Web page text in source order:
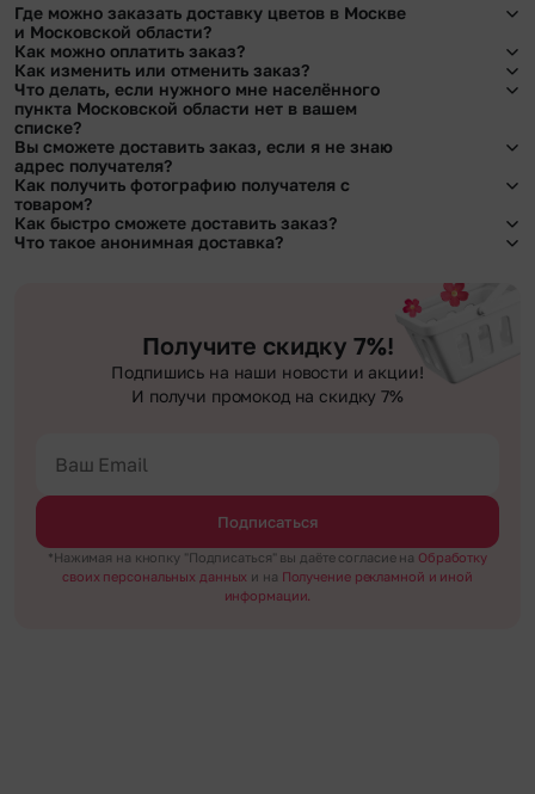
Где можно заказать доставку цветов в Москве
и Московской области?
Оформить доставку цветов можно в нашем приложении, на сайте flor2u.ru, по
телефону горячей линии или в чате.
Как можно оплатить заказ?
Мы предусмотрели все возможные варианты оплаты:
Наличными.
Банковскими картами Visa, MasterCard, МИР, сбп
Картами рассрочки Халва, Совесть и Свобода.
Через Yandex Pay, UnionPay,
Через Робокасса.
Как изменить или отменить заказ?
Чтобы внести изменения, выбрать другой букет или добавить подарок
свяжитесь с нашими менеджерами по телефонам горячей линии или в чате,
они помогут решить любой вопрос.
Что делать, если нужного мне населённого
пункта Московской области нет в вашем
списке?
Свяжитесь с нашими менеджерами по телефонам горячей линии или в чате.
Мы обязательно найдем выход из ситуации.
Вы сможете доставить заказ, если я не знаю
адрес получателя?
Да. У нас действует услуга «Уточнение адреса». Зная телефон получателя,
наши менеджеры связываются с получателем и уточняют адрес и удобное
время доставки.
Как получить фотографию получателя с
товаром?
При оформлении заказа Вы можете сделать отметку в поле «Фото получателя
с букетом». Фотография делается только с разрешения получателя, после чего
Как быстро сможете доставить заказ?
Мы оперативно доставим цветы по любому адресу города и области при
цветы раньше? Оформите услугу срочной доставки, и мы доставим букет
Что такое анонимная доставка?
заказа Вы можете сделать отметку в поле «Анонимная доставка». Мы
Получите скидку 7%!
Подпишись на наши новости и акции!
И получи промокод на скидку 7%
Подписаться
*Нажимая на кнопку "Подписаться" вы даёте согласие на Обработку
своих персональных данных и на Получение рекламной и иной
информации.